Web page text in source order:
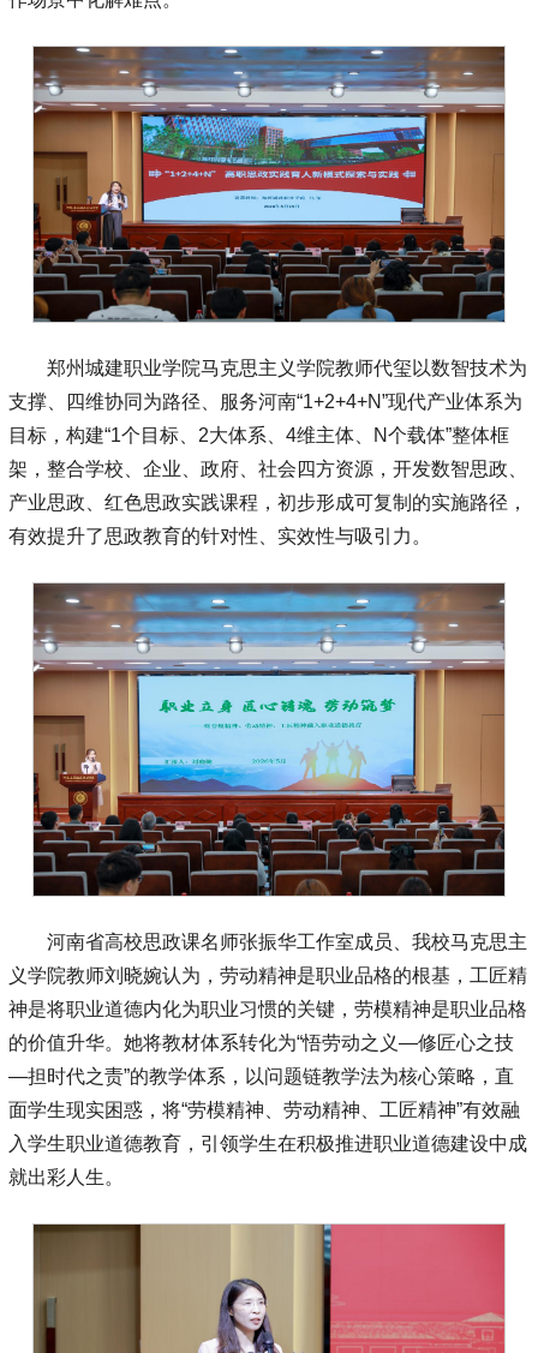
郑州城建职业学院马克思主义学院教师代玺以数智技术为
支撑、四维协同为路径、服务河南“1+2+4+N”现代产业体系为
目标，构建“1个目标、2大体系、4维主体、N个载体”整体框
架，整合学校、企业、政府、社会四方资源，开发数智思政、
产业思政、红色思政实践课程，初步形成可复制的实施路径，
有效提升了思政教育的针对性、实效性与吸引力。
河南省高校思政课名师张振华工作室成员、我校马克思主
义学院教师刘晓婉认为，劳动精神是职业品格的根基，工匠精
神是将职业道德内化为职业习惯的关键，劳模精神是职业品格
的价值升华。她将教材体系转化为“悟劳动之义—修匠心之技
—担时代之责”的教学体系，以问题链教学法为核心策略，直
面学生现实困惑，将“劳模精神、劳动精神、工匠精神”有效融
入学生职业道德教育，引领学生在积极推进职业道德建设中成
就出彩人生。